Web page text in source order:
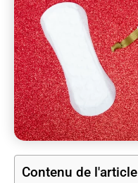
Contenu de l'article